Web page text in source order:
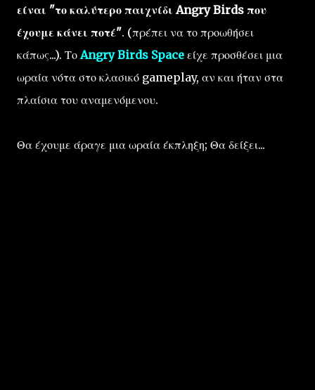
είναι "το καλύτερο παιχνίδι Angry Birds που
έχουμε κάνει ποτέ". (πρέπει να το προωθήσει
κάπως...). ΤοAngry Birds Space είχε προσθέσει μια
ωραία νότα στο κλασικό gameplay, αν και ήταν στα
πλαίσια του αναμενόμενου.
Θα έχουμε άραγε μια ωραία έκπληξη; Θα δείξει...